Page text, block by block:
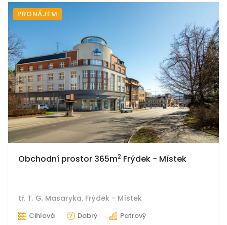
PRONÁJEM
Obchodní prostor 365m2 Frýdek - Místek
tř. T. G. Masaryka, Frýdek - Místek
Cihlová Dobrý Patrový